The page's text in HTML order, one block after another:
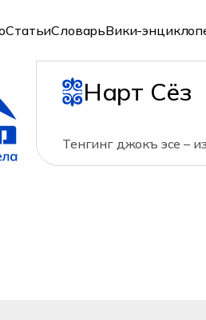
СтатьиСловарьВики-
Нарт Сёз
Тенгинг джокъ эсе –